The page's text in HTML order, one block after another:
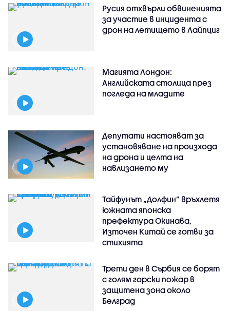
Русия отхвърли обвиненията
за участие в инцидента с
дрон на летището в Лайпциг
Магията Лондон:
Английската столица през
погледа на младите
Депутати настояват за
установяване на произхода
на дрона и целта на
навлизането му
Тайфунът „Долфин” връхлетя
южната японска
префектура Окинава,
Източен Китай се готви за
стихията
Трети ден в Сърбия се борят
с голям горски пожар в
защитена зона около
Белград